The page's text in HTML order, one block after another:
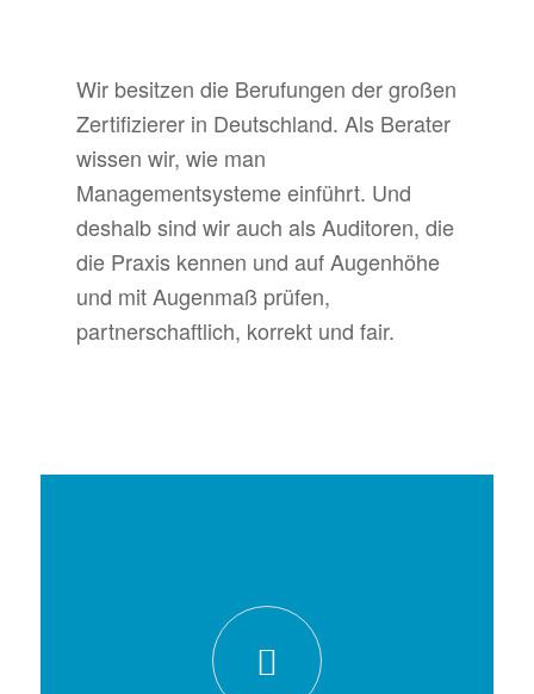
Wir besitzen die Berufungen der großen
Zertifizierer in Deutschland. Als Berater
wissen wir, wie man
Managementsysteme einführt. Und
deshalb sind wir auch als Auditoren, die
die Praxis kennen und auf Augenhöhe
und mit Augenmaß prüfen,
partnerschaftlich, korrekt und fair.